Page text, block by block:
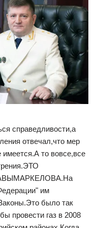
справедливости,а
отвечал,что мер
имеется.А то вовсе,все
им
было так
провести газ в 2008